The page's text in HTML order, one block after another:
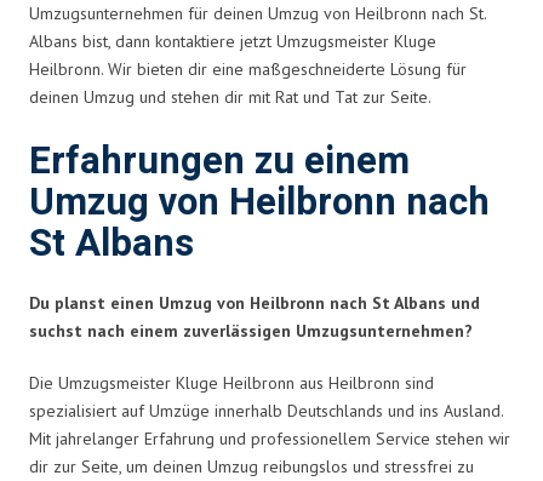
Umzugsunternehmen für deinen Umzug von Heilbronn nach St.
Albans bist, dann kontaktiere jetzt Umzugsmeister Kluge
Heilbronn. Wir bieten dir eine maßgeschneiderte Lösung für
deinen Umzug und stehen dir mit Rat und Tat zur Seite.
Erfahrungen zu einem
Umzug von Heilbronn nach
St Albans
Du planst einen Umzug von Heilbronn nach St Albans und
suchst nach einem zuverlässigen Umzugsunternehmen?
Die Umzugsmeister Kluge Heilbronn aus Heilbronn sind
spezialisiert auf Umzüge innerhalb Deutschlands und ins Ausland.
Mit jahrelanger Erfahrung und professionellem Service stehen wir
dir zur Seite, um deinen Umzug reibungslos und stressfrei zu